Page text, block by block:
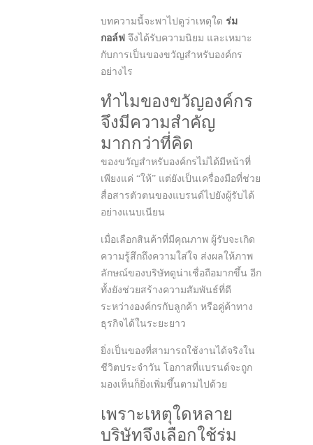
บทความนี้จะพาไปดูว่าเหตุใด ร่ม
กอล์ฟ จึงได้รับความนิยม และเหมาะ
กับการเป็นของขวัญสำหรับองค์กร
อย่างไร
ทำไมของขวัญองค์กร
จึงมีความสำคัญ
มากกว่าที่คิด
ของขวัญสำหรับองค์กรไม่ได้มีหน้าที่
เพียงแค่ “ให้” แต่ยังเป็นเครื่องมือที่ช่วย
สื่อสารตัวตนของแบรนด์ไปยังผู้รับได้
อย่างแนบเนียน
เมื่อเลือกสินค้าที่มีคุณภาพ ผู้รับจะเกิด
ความรู้สึกถึงความใส่ใจ ส่งผลให้ภาพ
ลักษณ์ของบริษัทดูน่าเชื่อถือมากขึ้น อีก
ทั้งยังช่วยสร้างความสัมพันธ์ที่ดี
ระหว่างองค์กรกับลูกค้า หรือคู่ค้าทาง
ธุรกิจได้ในระยะยาว
ยิ่งเป็นของที่สามารถใช้งานได้จริงใน
ชีวิตประจำวัน โอกาสที่แบรนด์จะถูก
มองเห็นก็ยิ่งเพิ่มขึ้นตามไปด้วย
เพราะเหตุใดหลาย
บริษัทจึงเลือกใช้ร่ม